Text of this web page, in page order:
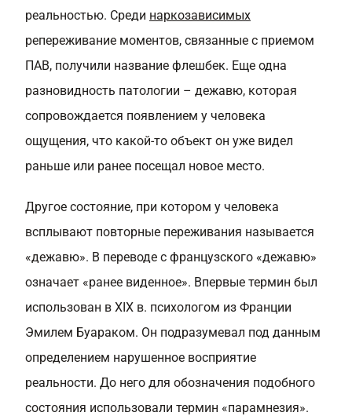
реальностью. Среди наркозависимых
репереживание моментов, связанные с приемом
ПАВ, получили название флешбек. Еще одна
разновидность патологии – дежавю, которая
сопровождается появлением у человека
ощущения, что какой-то объект он уже видел
раньше или ранее посещал новое место.
Другое состояние, при котором у человека
всплывают повторные переживания называется
«дежавю». В переводе с французского «дежавю»
означает «ранее виденное». Впервые термин был
использован в XIX в. психологом из Франции
Эмилем Буараком. Он подразумевал под данным
определением нарушенное восприятие
реальности. До него для обозначения подобного
состояния использовали термин «парамнезия».